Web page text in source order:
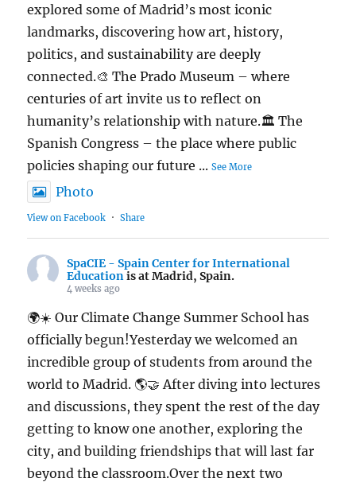
explored some of Madrid’s most iconic
landmarks, discovering how art, history,
politics, and sustainability are deeply
connected.🎨 The Prado Museum – where
centuries of art invite us to reflect on
humanity’s relationship with nature.🏛️ The
Spanish Congress – the place where public
policies shaping our future ...See More
Photo
View on Facebook · Share
SpaCIE - Spain Center for International
Educationis at Madrid, Spain.
4 weeks ago
🌍☀️ Our Climate Change Summer School has
officially begun!Yesterday we welcomed an
incredible group of students from around the
world to Madrid. 🌎🤝 After diving into lectures
and discussions, they spent the rest of the day
getting to know one another, exploring the
city, and building friendships that will last far
beyond the classroom.Over the next two